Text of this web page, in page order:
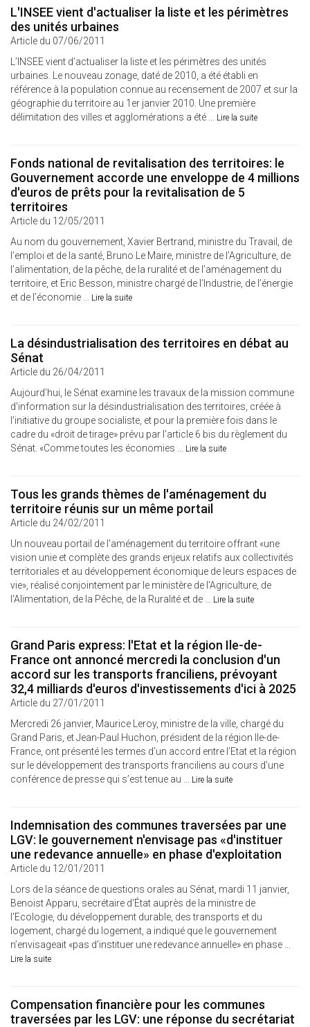
L'INSEE vient d'actualiser la liste et les périmètres
des unités urbaines
Article du 07/06/2011
L’INSEE vient d’actualiser la liste et les périmètres des unités
urbaines. Le nouveau zonage, daté de 2010, a été établi en
référence à la population connue au recensement de 2007 et sur la
géographie du territoire au 1er janvier 2010. Une première
délimitation des villes et agglomérations a été ... Lire la suite
Fonds national de revitalisation des territoires: le
Gouvernement accorde une enveloppe de 4 millions
d'euros de prêts pour la revitalisation de 5
territoires
Article du 12/05/2011
Au nom du gouvernement, Xavier Bertrand, ministre du Travail, de
l’emploi et de la santé, Bruno Le Maire, ministre de l’Agriculture, de
l’alimentation, de la pêche, de la ruralité et de l’aménagement du
territoire, et Eric Besson, ministre chargé de l’Industrie, de l’énergie
et de l’économie ... Lire la suite
La désindustrialisation des territoires en débat au
Sénat
Article du 26/04/2011
Aujourd’hui, le Sénat examine les travaux de la mission commune
d'information sur la désindustrialisation des territoires, créée à
l'initiative du groupe socialiste, et pour la première fois dans le
cadre du «droit de tirage» prévu par l'article 6 bis du règlement du
Sénat. «Comme toutes les économies ... Lire la suite
Tous les grands thèmes de l'aménagement du
territoire réunis sur un même portail
Article du 24/02/2011
Un nouveau portail de l'aménagement du territoire offrant «une
vision unie et complète des grands enjeux relatifs aux collectivités
territoriales et au développement économique de leurs espaces de
vie», réalisé conjointement par le ministère de l'Agriculture, de
l'Alimentation, de la Pêche, de la Ruralité et de ... Lire la suite
Grand Paris express: l'Etat et la région Ile-de-
France ont annoncé mercredi la conclusion d'un
accord sur les transports franciliens, prévoyant
32,4 milliards d'euros d'investissements d'ici à 2025
Article du 27/01/2011
Mercredi 26 janvier, Maurice Leroy, ministre de la ville, chargé du
Grand Paris, et Jean-Paul Huchon, président de la région Ile-de-
France, ont présenté les termes d’un accord entre l’Etat et la région
sur le développement des transports franciliens au cours d’une
conférence de presse qui s’est tenue au ... Lire la suite
Indemnisation des communes traversées par une
LGV: le gouvernement n'envisage pas «d'instituer
une redevance annuelle» en phase d'exploitation
Article du 12/01/2011
Lors de la séance de questions orales au Sénat, mardi 11 janvier,
Benoist Apparu, secrétaire d'État auprès de la ministre de
l'Ecologie, du développement durable, des transports et du
logement, chargé du logement, a indiqué que le gouvernement
n’envisageait «pas d’instituer une redevance annuelle» en phase ...
Lire la suite
Compensation financière pour les communes
traversées par les LGV: une réponse du secrétariat